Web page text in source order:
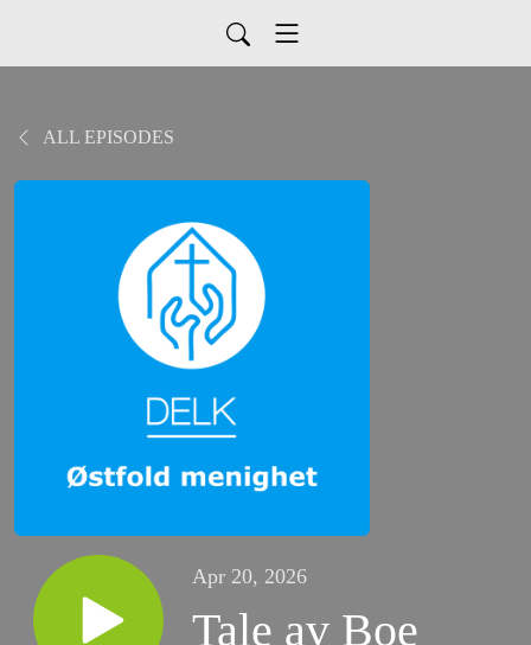
ALL EPISODES
Apr 20, 2026
Tale av Boe